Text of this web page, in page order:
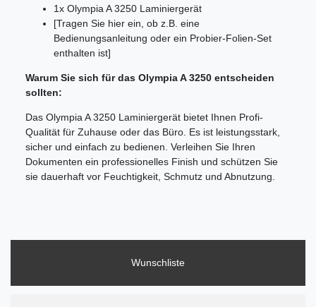
1x Olympia A 3250 Laminiergerät
[Tragen Sie hier ein, ob z.B. eine
Bedienungsanleitung oder ein Probier-Folien-Set
enthalten ist]
Warum Sie sich für das Olympia A 3250 entscheiden
sollten:
Das Olympia A 3250 Laminiergerät bietet Ihnen Profi-
Qualität für Zuhause oder das Büro. Es ist leistungsstark,
sicher und einfach zu bedienen. Verleihen Sie Ihren
Dokumenten ein professionelles Finish und schützen Sie
sie dauerhaft vor Feuchtigkeit, Schmutz und Abnutzung.
Wunschliste